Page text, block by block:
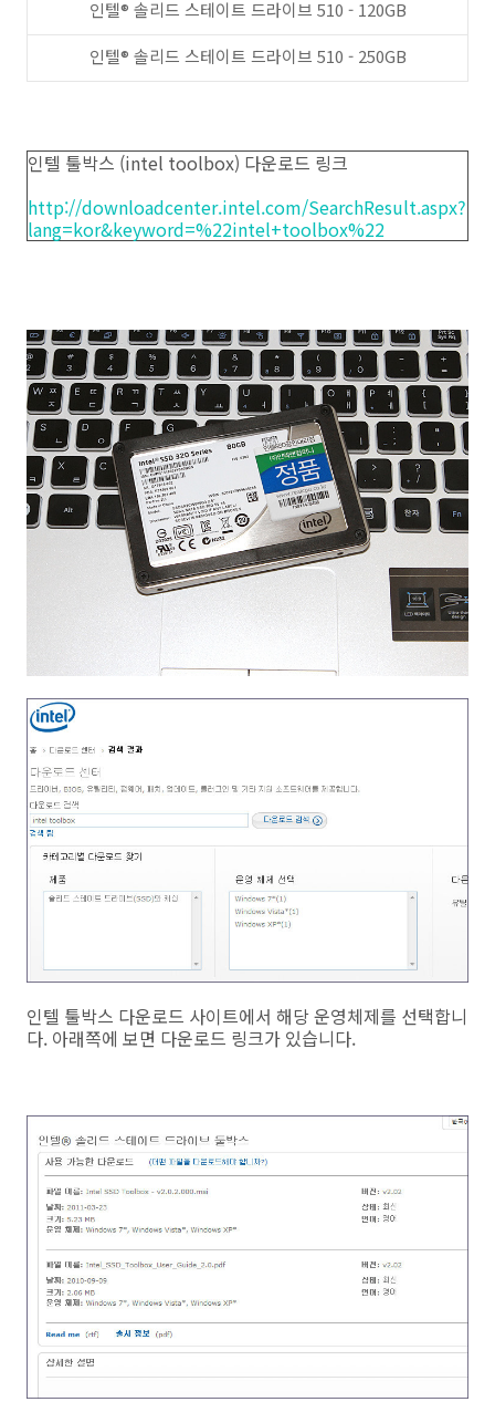
인텔® 솔리드 스테이트 드라이브 510 - 120GB
인텔® 솔리드 스테이트 드라이브 510 - 250GB
인텔 툴박스 (intel toolbox) 다운로드 링크
http://downloadcenter.intel.com/SearchResult.aspx?
lang=kor&keyword=%22intel+toolbox%22
인텔 툴박스 다운로드 사이트에서 해당 운영체제를 선택합니
다. 아래쪽에 보면 다운로드 링크가 있습니다.